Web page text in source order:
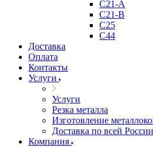
С21-А
С21-В
С25
С44
Доставка
Оплата
Контакты
Услуги
Услуги
Резка металла
Изготовление
Доставка по всей России
Компания